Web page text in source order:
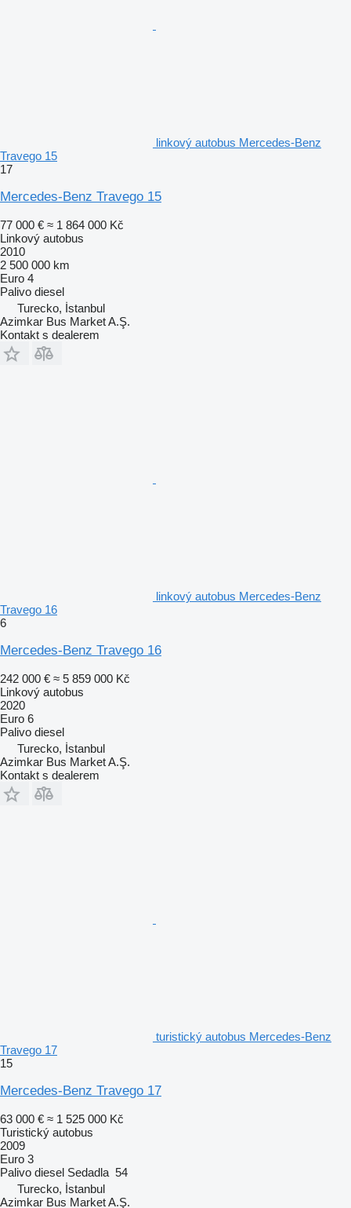
linkový autobus Mercedes-Benz
Travego 15
17
Mercedes-Benz Travego 15
77 000 € ≈ 1 864 000 Kč
Linkový autobus
2010
2 500 000 km
Euro 4
Palivo diesel
Turecko, İstanbul
Azimkar Bus Market A.Ş.
Kontakt s dealerem
linkový autobus Mercedes-Benz
Travego 16
6
Mercedes-Benz Travego 16
242 000 € ≈ 5 859 000 Kč
Linkový autobus
2020
Euro 6
Palivo diesel
Turecko, İstanbul
Azimkar Bus Market A.Ş.
Kontakt s dealerem
turistický autobus Mercedes-Benz
Travego 17
15
Mercedes-Benz Travego 17
63 000 € ≈ 1 525 000 Kč
Turistický autobus
2009
Euro 3
Palivo diesel Sedadla 54
Turecko, İstanbul
Azimkar Bus Market A.Ş.